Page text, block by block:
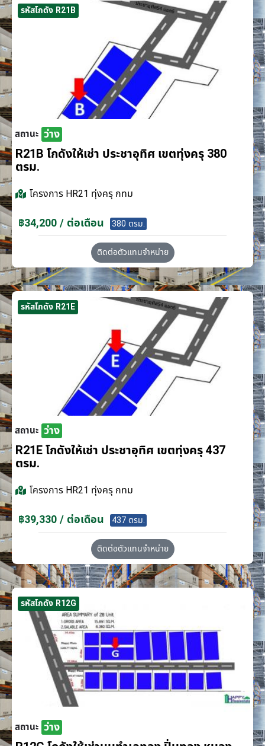
รหัสโกดัง R21B
สถานะ ว่าง
R21B โกดังให้เช่า ประชาอุทิศ เขตทุ่งครุ 380
ตรม.
โครงการ HR21 ทุ่งครุ กทม
฿34,200 / ต่อเดือน 380 ตรม.
ติดต่อตัวแทนจำหน่าย
รหัสโกดัง R21E
สถานะ ว่าง
R21E โกดังให้เช่า ประชาอุทิศ เขตทุ่งครุ 437
ตรม.
โครงการ HR21 ทุ่งครุ กทม
฿39,330 / ต่อเดือน 437 ตรม.
ติดต่อตัวแทนจำหน่าย
รหัสโกดัง R12G
สถานะ ว่าง